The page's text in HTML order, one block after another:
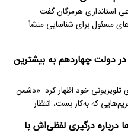
ایران ادامه می دهیم
مشترک عربی برای
کشته و زخمی برجا
استانداری هرمزگان گفت:
مسئول برای شناسایی منشأ
دولت چهاردهم به بیشترین
خود اظهار کرد: «دشمن
که به‌کار بست، انتظار…
درباره درگیری لفظی‌اش با